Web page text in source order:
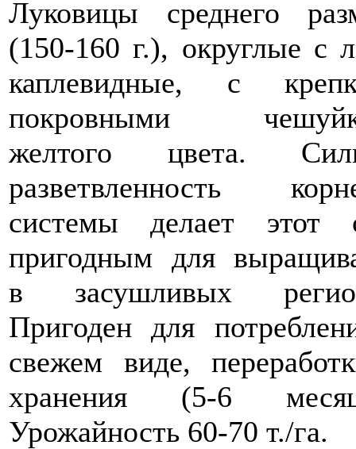
Луковицы среднего
(150-160 г.), округлые с
каплевидные, с
покровными
желтого цвета.
разветвленность
системы делает этот
пригодным для
в засушливых
Пригоден для
свежем виде,
хранения (5-6
Урожайность 60-70 т./га.